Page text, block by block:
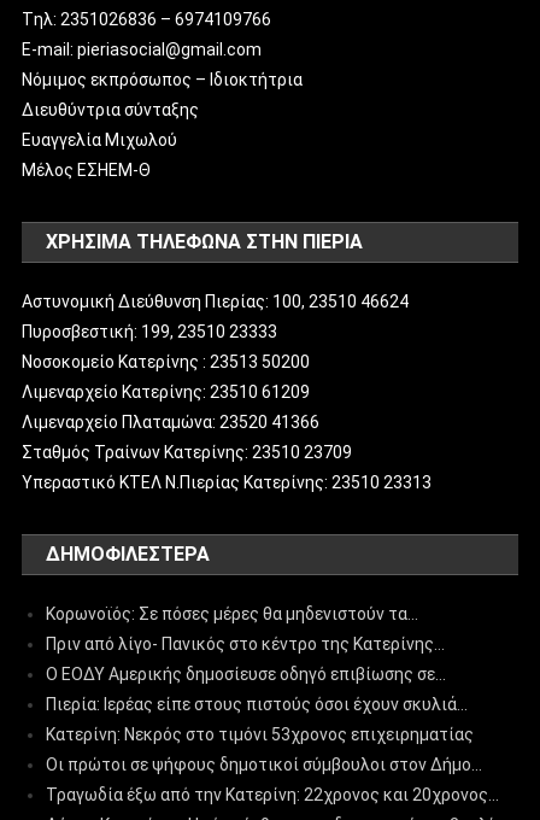
Tηλ: 2351026836 – 6974109766
E-mail: pieriasocial@gmail.com
Νόμιμος εκπρόσωπος – Ιδιοκτήτρια
Διευθύντρια σύνταξης
Ευαγγελία Μιχωλού
Μέλος ΕΣΗΕΜ-Θ
ΧΡΗΣΙΜΑ ΤΗΛΕΦΩΝΑ ΣΤΗΝ ΠΙΕΡΙΑ
Αστυνομική Διεύθυνση Πιερίας: 100, 23510 46624
Πυροσβεστική: 199, 23510 23333
Νοσοκομείο Κατερίνης : 23513 50200
Λιμεναρχείο Κατερίνης: 23510 61209
Λιμεναρχείο Πλαταμώνα: 23520 41366
Σταθμός Τραίνων Κατερίνης: 23510 23709
Υπεραστικό ΚΤΕΛ Ν.Πιερίας Κατερίνης: 23510 23313
ΔΗΜΟΦΙΛΈΣΤΕΡΑ
Κορωνοϊός: Σε πόσες μέρες θα μηδενιστούν τα…
Πριν από λίγο- Πανικός στο κέντρο της Κατερίνης…
Ο ΕΟΔΥ Αμερικής δημοσίευσε οδηγό επιβίωσης σε…
Πιερία: Ιερέας είπε στους πιστούς όσοι έχουν σκυλιά…
Κατερίνη: Νεκρός στο τιμόνι 53χρονος επιχειρηματίας
Οι πρώτοι σε ψήφους δημοτικοί σύμβουλοι στον Δήμο…
Τραγωδία έξω από την Κατερίνη: 22χρονος και 20χρονος…